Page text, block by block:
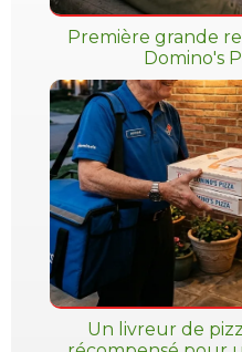
Première grande
Domino's
Un livreur de